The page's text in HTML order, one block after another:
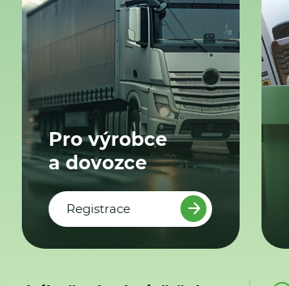
Pro výrobce
a dovozce
Registrace